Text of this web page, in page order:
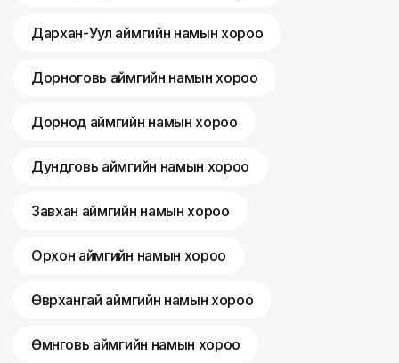
Дархан-Уул аймгийн намын хороо
Дорноговь аймгийн намын хороо
Дорнод аймгийн намын хороо
Дундговь аймгийн намын хороо
Завхан аймгийн намын хороо
Орхон аймгийн намын хороо
Өвөрхангай аймгийн намын хороо
Өмнөговь аймгийн намын хороо